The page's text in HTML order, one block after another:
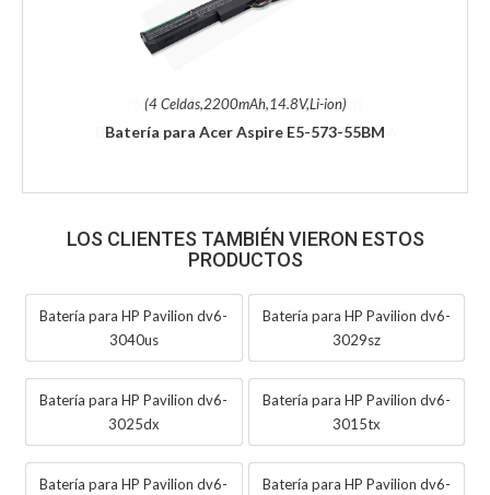
(4 Celdas,2200mAh,14.8V,Li-ion)
Batería para Acer Aspire E5-573-55BM
LOS CLIENTES TAMBIÉN VIERON ESTOS
PRODUCTOS
Batería para HP Pavilion dv6-
3040us
Batería para HP Pavilion dv6-
3029sz
Batería para HP Pavilion dv6-
3025dx
Batería para HP Pavilion dv6-
3015tx
Batería para HP Pavilion dv6-
Batería para HP Pavilion dv6-